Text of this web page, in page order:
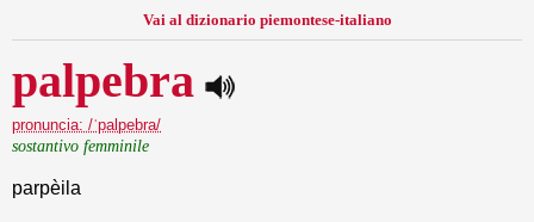
Vai al dizionario piemontese-italiano
palpebra
pronuncia: /ˈpalpebra/
sostantivo femminile
parpèila